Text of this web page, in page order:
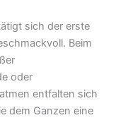
sich der erste
Beim
oder
entfalten sich
dem Ganzen eine